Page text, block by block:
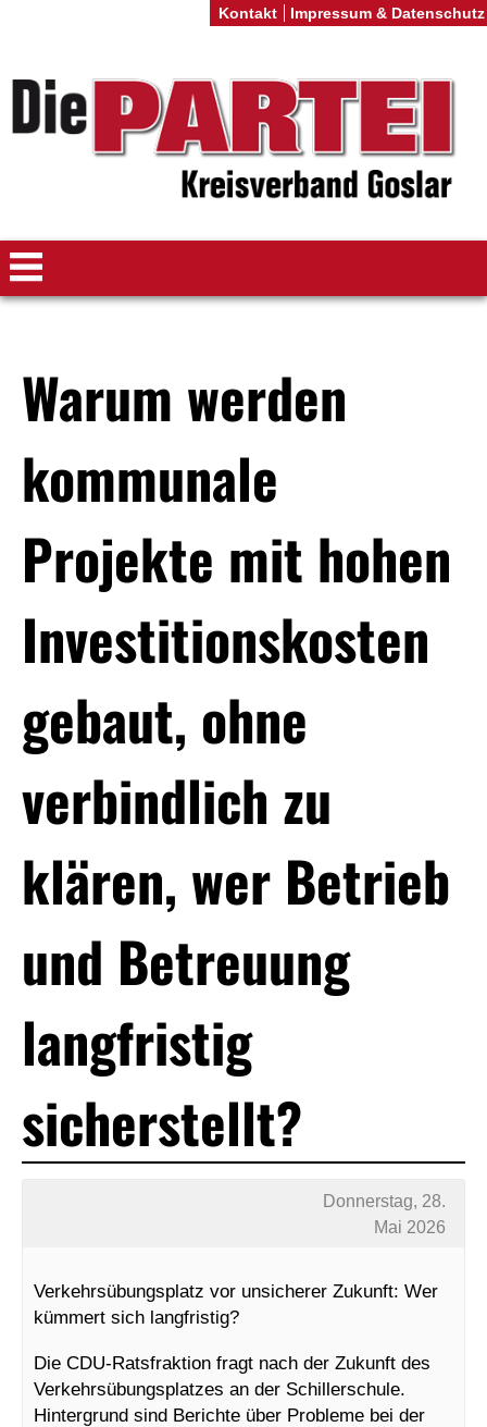
Warum werden
kommunale
Projekte mit hohen
Investitionskosten
gebaut, ohne
verbindlich zu
klären, wer Betrieb
und Betreuung
langfristig
sicherstellt?
Donnerstag, 28.
Mai 2026
Verkehrsübungsplatz vor unsicherer Zukunft: Wer
kümmert sich langfristig?
Die CDU-Ratsfraktion fragt nach der Zukunft des
Verkehrsübungsplatzes an der Schillerschule.
Hintergrund sind Berichte über Probleme bei der
Kontakt Impressum & Datenschutz